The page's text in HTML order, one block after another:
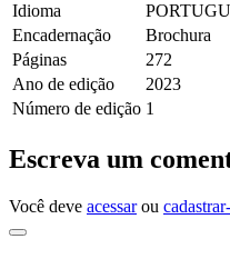
Idioma
Encadernação
Brochura
Páginas
272
Ano de edição
2023
Número de edição 1
Escreva um
Você deve acessarou